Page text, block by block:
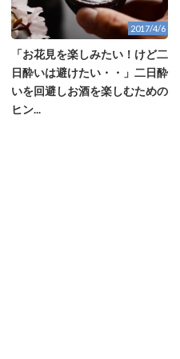
2017/4/6
「お花見を楽しみたい！けど二
日酔いは避けたい・・」二日酔
いを回避しお酒を楽しむための
ヒン...